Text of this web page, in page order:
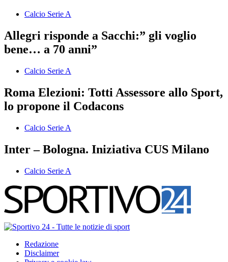
Calcio Serie A
Allegri risponde a Sacchi:” gli voglio
bene… a 70 anni”
Calcio Serie A
Roma Elezioni: Totti Assessore allo Sport,
lo propone il Codacons
Calcio Serie A
Inter – Bologna. Iniziativa CUS Milano
Calcio Serie A
Redazione
Disclaimer